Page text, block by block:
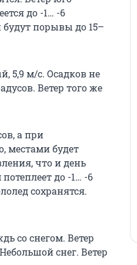
до -1… -6
будут порывы до 15–
5,9 м/с. Осадков не
Ветер того же
а при
местами будет
что и день
до -1… -6
сохранятся.
со снегом. Ветер
снег. Ветер